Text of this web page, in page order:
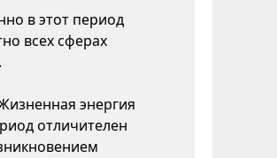
в этот период
всех сферах
энергия
отличителен